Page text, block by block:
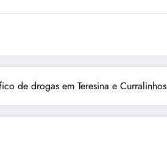
de drogas em Teresina e Curralinhos